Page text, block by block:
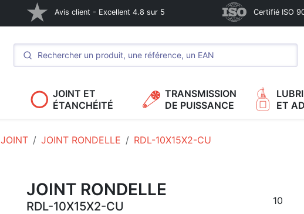
Avis client - Excellent 4.8 sur 5 Certifié ISO
JOINT ET
ÉTANCHÉITÉ
TRANSMISSION
DE PUISSANCE
ET
JOINT JOINT RONDELLE RDL-10X15X2-CU
JOINT RONDELLE
RDL-10X15X2-CU 10